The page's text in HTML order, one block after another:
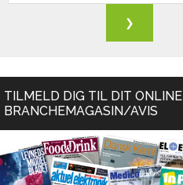
TILMELD DIG TIL DIT ONLINE
BRANCHEMAGASIN/AVIS